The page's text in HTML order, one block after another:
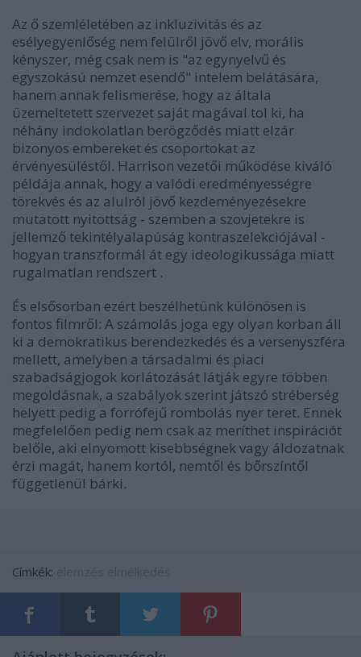
Az ő szemléletében az inkluzivitás és az
esélyegyenlőség nem felülről jövő elv, morális
kényszer, még csak nem is "az egynyelvű és
egyszokású nemzet esendő" intelem belátására,
hanem annak felismerése, hogy az általa
üzemeltetett szervezet saját magával tol ki, ha
néhány indokolatlan berögződés miatt elzár
bizonyos embereket és csoportokat az
érvényesüléstől. Harrison vezetői működése kiváló
példája annak, hogy a valódi eredményességre
törekvés és az alulról jövő kezdeményezésekre
mutatott nyitottság - szemben a szovjetekre is
jellemző tekintélyalapúság kontraszelekciójával -
hogyan transzformál át egy ideologikussága miatt
rugalmatlan rendszert .
És elsősorban ezért beszélhetünk különösen is
fontos filmről: A számolás joga egy olyan korban áll
ki a demokratikus berendezkedés és a versenyszféra
mellett, amelyben a társadalmi és piaci
szabadságjogok korlátozását látják egyre többen
megoldásnak, a szabályok szerint játszó stréberség
helyett pedig a forrófejű rombolás nyer teret. Ennek
megfelelően pedig nem csak az meríthet inspirációt
belőle, aki elnyomott kisebbségnek vagy áldozatnak
érzi magát, hanem kortól, nemtől és bőrszíntől
függetlenül bárki.
Címkék: